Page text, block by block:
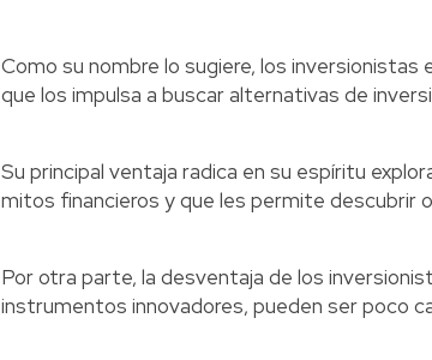
Como su nombre lo sugiere, los
que los impulsa a buscar alternativas de
Su principal ventaja radica en su espíritu
mitos financieros y que les permite descubrir
Por otra parte, la desventaja de los
instrumentos innovadores, pueden ser poco